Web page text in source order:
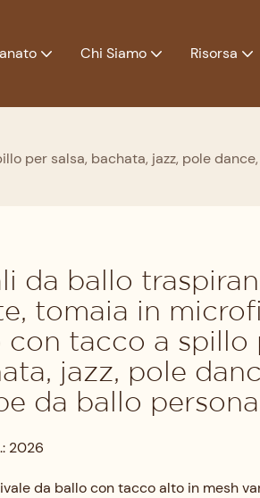
Chi Siamo Risorsa
per salsa, bachata, jazz, pole
da ballo
tomaia in
con tacco a spillo
jazz, pole
da ballo
2026
da ballo con tacco alto in mesh